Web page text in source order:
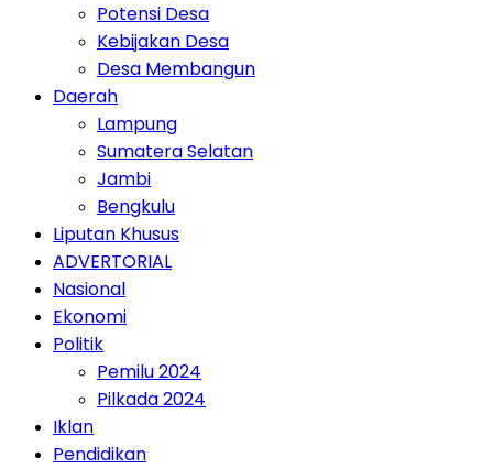
Potensi Desa
Kebijakan Desa
Desa Membangun
Daerah
Lampung
Sumatera Selatan
Jambi
Bengkulu
Liputan Khusus
ADVERTORIAL
Nasional
Ekonomi
Politik
Pemilu 2024
Pilkada 2024
Iklan
Pendidikan